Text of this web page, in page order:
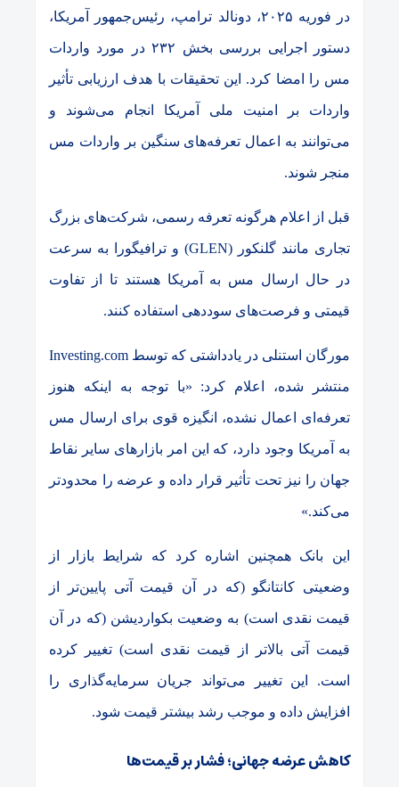
در فوریه ۲۰۲۵، دونالد ترامپ، رئیس‌جمهور آمریکا،
دستور اجرایی بررسی بخش ۲۳۲در مورد واردات
مس را امضا کرد. این تحقیقات با هدف ارزیابی تأثیر
واردات بر امنیت ملی آمریکا انجام می‌شوند و
می‌توانند به اعمال تعرفه‌های سنگین بر واردات مس
منجر شوند.
قبل از اعلام هرگونه تعرفه رسمی، شرکت‌های بزرگ
تجاری مانند گلنکور (GLEN) و ترافیگورا به سرعت
در حال ارسال مس به آمریکا هستند تا از تفاوت
قیمتی و فرصت‌های سوددهی استفاده کنند.
مورگان استنلی در یادداشتی که توسط
منتشر شده، اعلام کرد: «با توجه به اینکه هنوز
تعرفه‌ای اعمال نشده، انگیزه قوی برای ارسال مس
به آمریکا وجود دارد، که این امر بازارهای سایر نقاط
جهان را نیز تحت تأثیر قرار داده و عرضه را محدودتر
می‌کند.»
این بانک همچنین اشاره کرد که شرایط بازار از
وضعیتی کانتانگو (که در آن قیمت آتی پایین‌تر از
قیمت نقدی است) به وضعیت بکواردیشن (که در آن
قیمت آتی بالاتر از قیمت نقدی است) تغییر کرده
است. این تغییر می‌تواند جریان سرمایه‌گذاری را
افزایش داده و موجب رشد بیشتر قیمت شود.
کاهش عرضه جهانی؛ فشار بر قیمت‌ها